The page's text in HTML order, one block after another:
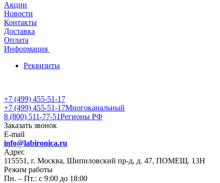
Акции
Новости
Контакты
Доставка
Оплата
Информация
Реквизиты
+7 (499) 455-51-17
+7 (499) 455-51-17Многоканальный
8 (800) 511-77-51Регионы РФ
Заказать звонок
E-mail
info@labironica.ru
Адрес
115551, г. Москва, Шипиловский пр-д, д. 47, ПОМЕЩ. 13Н
Режим работы
Пн. – Пт.: с 9:00 до 18:00